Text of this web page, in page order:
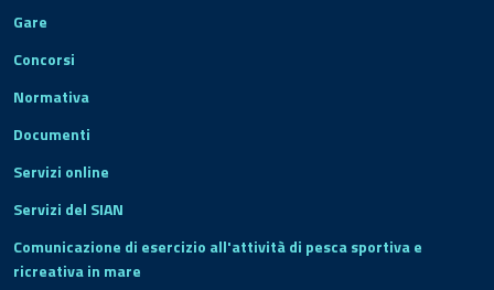
Gare
Concorsi
Normativa
Documenti
Servizi online
Servizi del SIAN
Comunicazione di esercizio all'attività di pesca sportiva e
ricreativa in mare